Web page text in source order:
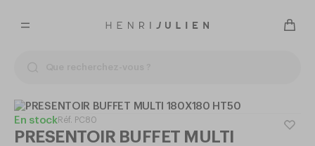
En stockRéf. PC80
PRESENTOIR BUFFET MULTI